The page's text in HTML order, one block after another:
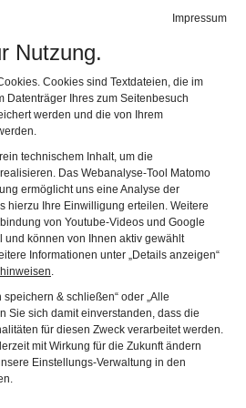
Impressum
Nutzung.
Cookies sind Textdateien, die im
Datenträger Ihres zum Seitenbesuch
werden und die von Ihrem
technischem Inhalt, um die
Das Webanalyse-Tool Matomo
ermöglicht uns eine Analyse der
hierzu Ihre Einwilligung erteilen. Weitere
von Youtube-Videos und Google
und können von Ihnen aktiv gewählt
Informationen unter „Details anzeigen“
.
& schließen“ oder „Alle
Sie sich damit einverstanden, dass die
für diesen Zweck verarbeitet werden.
mit Wirkung für die Zukunft ändern
Einstellungs-Verwaltung in den
Gebärdensprache
im Schloss
dem Besuch im Museum